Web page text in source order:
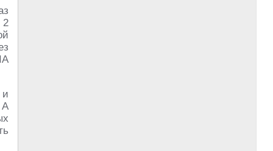
2
и
А